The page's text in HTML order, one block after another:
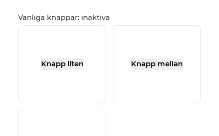
Vanliga knappar: inaktiva
Knapp liten Knapp mellan